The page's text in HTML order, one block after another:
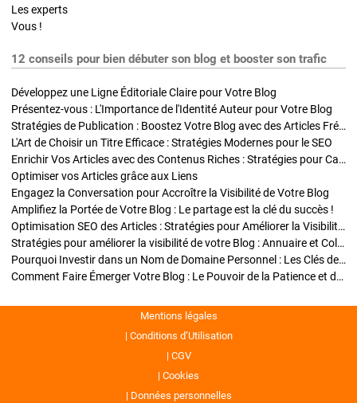
Les experts
Vous !
12 conseils pour bien débuter son blog et booster son trafic
Développez une Ligne Éditoriale Claire pour Votre Blog
Présentez-vous : L'Importance de l'Identité Auteur pour Votre Blog
Stratégies de Publication : Boostez Votre Blog avec des Articles Fréquents et Exclusifs
L'Art de Choisir un Titre Efficace : Stratégies Modernes pour le SEO
Enrichir Vos Articles avec des Contenus Riches : Stratégies pour Captiver et Optimiser
Optimiser vos Articles grâce aux Liens
Engagez la Conversation pour Accroître la Visibilité de Votre Blog
Amplifiez la Portée de Votre Blog : Le partage est la clé du succès !
Optimisation SEO des Articles : Stratégies pour Améliorer la Visibilité de Votre Blog
Stratégies pour améliorer la visibilité de votre Blog : Annuaire et Collaborations
Pourquoi Investir dans un Nom de Domaine Personnel : Les Clés de la Réussite de Votre Blog
Comment Faire Émerger Votre Blog : Le Pouvoir de la Patience et de la Persévérance
Mentions légales
Conditions d’Utilisation
CGV
Cookies
Données personnelles